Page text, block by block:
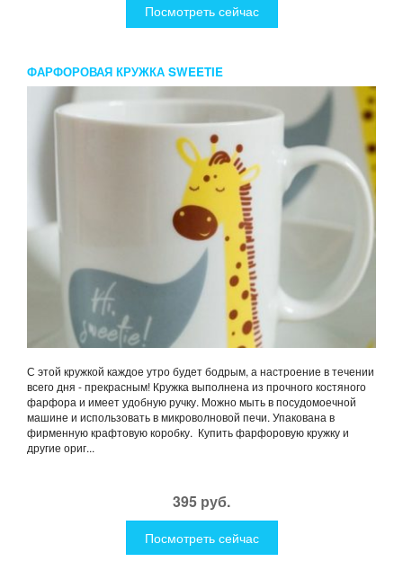
Посмотреть сейчас
ФАРФОРОВАЯ КРУЖКА SWEETIE
С этой кружкой каждое утро будет бодрым, а настроение в течении
всего дня - прекрасным! Кружка выполнена из прочного костяного
фарфора и имеет удобную ручку. Можно мыть в посудомоечной
машине и использовать в микроволновой печи. Упакована в
фирменную крафтовую коробку. Купить фарфоровую кружку и
другие ориг...
395 руб.
Посмотреть сейчас